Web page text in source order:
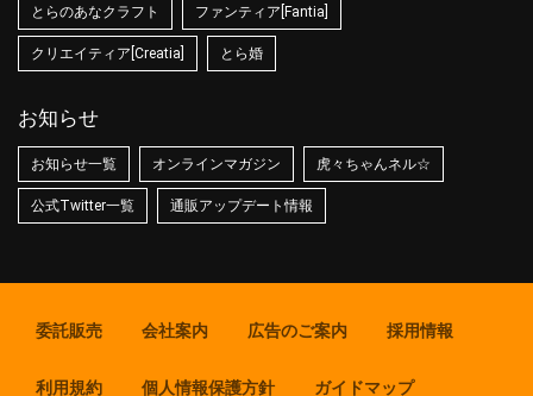
とらのあなクラフト ファンティア[Fantia]
クリエイティア[Creatia] とら婚
お知らせ
お知らせ一覧 オンラインマガジン 虎々ちゃんネル☆
公式Twitter一覧 通販アップデート情報
委託販売 会社案内 広告のご案内 採用情報
利用規約 個人情報保護方針 ガイドマップ